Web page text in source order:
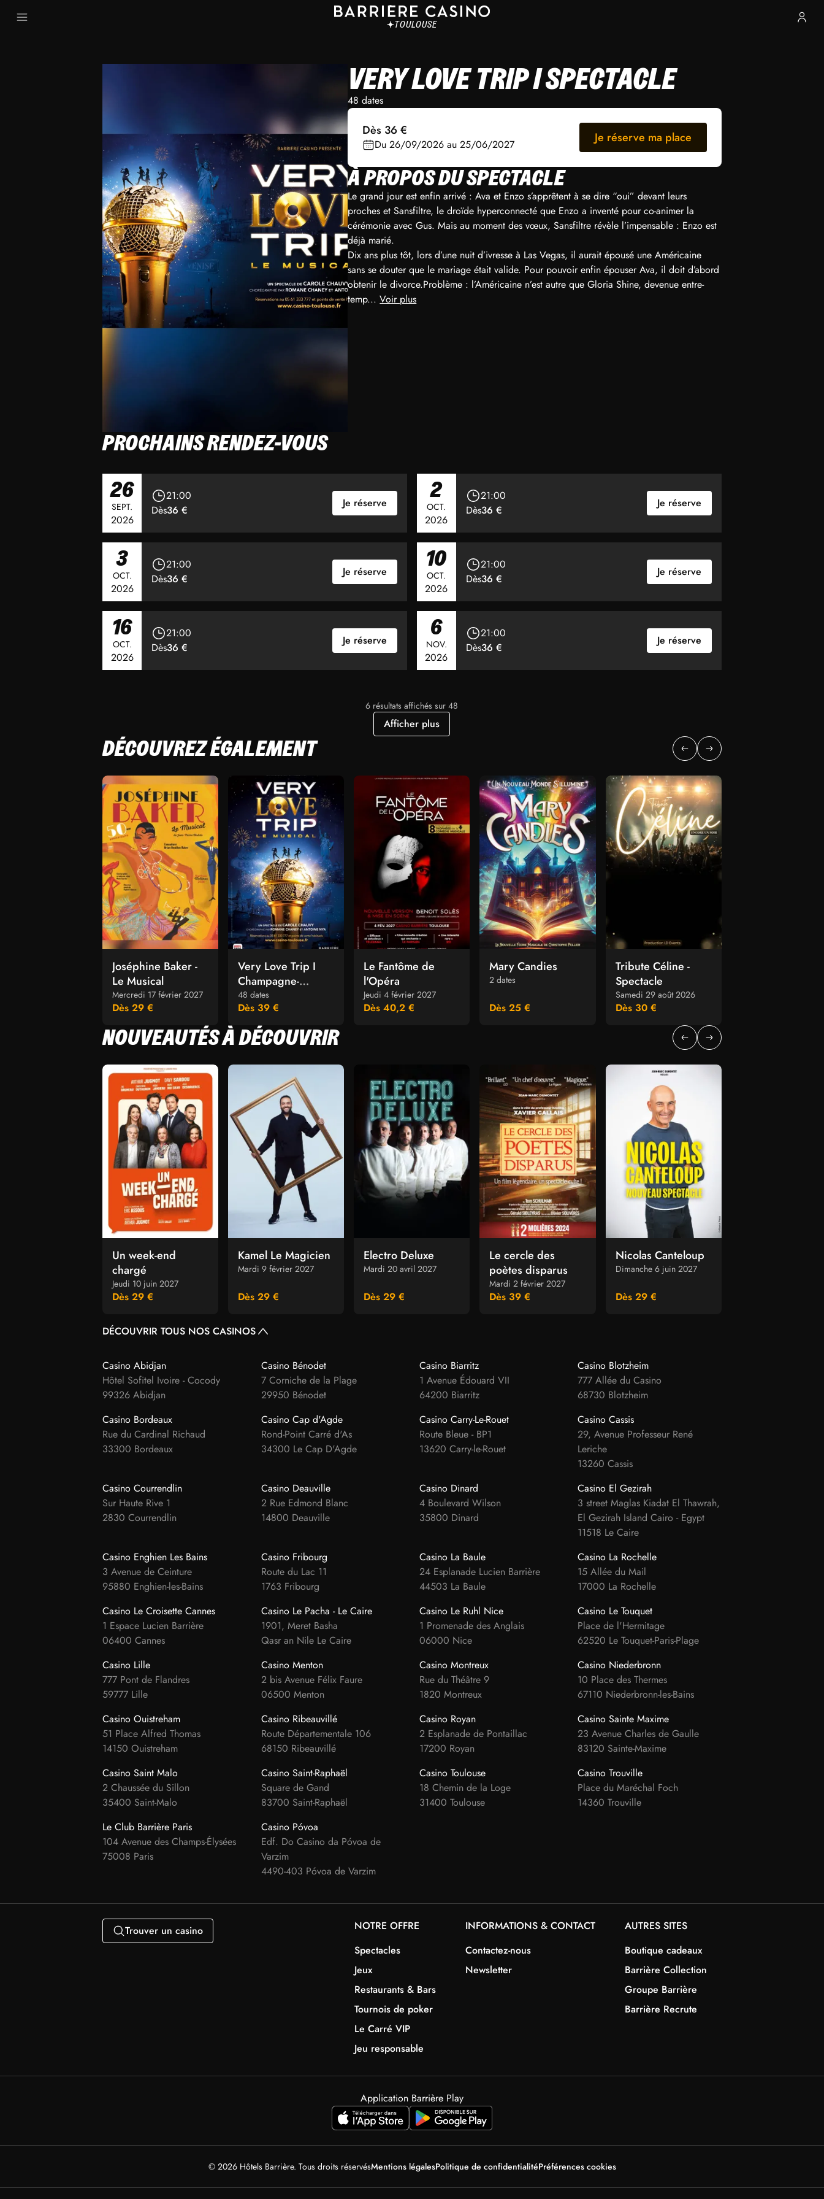
TOULOUSE
VERY LOVE TRIP I SPECTACLE
48 dates
Dès 36 €
Du 26/09/2026 au 25/06/2027 Je réserve ma place
À PROPOS DU SPECTACLE
Le grand jour est enfin arrivé : Ava et Enzo s’apprêtent à se dire “oui” devant leurs
proches et Sansfiltre, le droïde hyperconnecté que Enzo a inventé pour co-animer la
cérémonie avec Gus. Mais au moment des vœux, Sansfiltre révèle l’impensable : Enzo est
déjà marié.
Dix ans plus tôt, lors d’une nuit d’ivresse à Las Vegas, il aurait épousé une Américaine
sans se douter que le mariage était valide. Pour pouvoir enfin épouser Ava, il doit d’abord
obtenir le divorce.Problème : l’Américaine n’est autre que Gloria Shine, devenue entre-
temp... Voir plus
PROCHAINS RENDEZ-VOUS
26
SEPT.
2026
21:00
Dès36 €
Je réserve 2
OCT.
2026
21:00
Dès36 €
Je réserve
3
OCT.
2026
21:00
Dès36 €
Je réserve 10
OCT.
2026
21:00
Dès36 €
Je réserve
16
OCT.
2026
21:00
Dès36 €
Je réserve 6
NOV.
2026
21:00
Dès36 €
Je réserve
6 résultats affichés sur 48
Afficher plus
DÉCOUVREZ ÉGALEMENT
Joséphine Baker -
Le Musical
Mercredi 17 février 2027
Dès 29 €
Very Love Trip I
Champagne-
Spectacle
48 dates
Dès 39 €
Le Fantôme de
l'Opéra
Jeudi 4 février 2027
Dès 40,2 €
Mary Candies
2 dates
Dès 25 €
Tribute Céline -
Spectacle
Samedi 29 août 2026
Dès 30 €
NOUVEAUTÉS À DÉCOUVRIR
Un week-end
chargé
Jeudi 10 juin 2027
Dès 29 €
Kamel Le Magicien
Mardi 9 février 2027
Dès 29 €
Electro Deluxe
Mardi 20 avril 2027
Dès 29 €
Le cercle des
poètes disparus
Mardi 2 février 2027
Dès 39 €
Nicolas Canteloup
Dimanche 6 juin 2027
Dès 29 €
DÉCOUVRIR TOUS NOS CASINOS
Casino Abidjan
Hôtel Sofitel Ivoire - Cocody
99326 Abidjan
Casino Bénodet
7 Corniche de la Plage
29950 Bénodet
Casino Biarritz
1 Avenue Édouard VII
64200 Biarritz
Casino Blotzheim
777 Allée du Casino
68730 Blotzheim
Casino Bordeaux
Rue du Cardinal Richaud
33300 Bordeaux
Casino Cap d'Agde
Rond-Point Carré d'As
34300 Le Cap D'Agde
Casino Carry-Le-Rouet
Route Bleue - BP1
13620 Carry-le-Rouet
Casino Cassis
29, Avenue Professeur René
Leriche
13260 Cassis
Casino Courrendlin
Sur Haute Rive 1
2830 Courrendlin
Casino Deauville
2 Rue Edmond Blanc
14800 Deauville
Casino Dinard
4 Boulevard Wilson
35800 Dinard
Casino El Gezirah
3 street Maglas Kiadat El Thawrah,
El Gezirah Island Cairo - Egypt
11518 Le Caire
Casino Enghien Les Bains
3 Avenue de Ceinture
95880 Enghien-les-Bains
Casino Fribourg
Route du Lac 11
1763 Fribourg
Casino La Baule
24 Esplanade Lucien Barrière
44503 La Baule
Casino La Rochelle
15 Allée du Mail
17000 La Rochelle
Casino Le Croisette Cannes
1 Espace Lucien Barrière
06400 Cannes
Casino Le Pacha - Le Caire
1901, Meret Basha
Qasr an Nile Le Caire
Casino Le Ruhl Nice
1 Promenade des Anglais
06000 Nice
Casino Le Touquet
Place de l'Hermitage
62520 Le Touquet-Paris-Plage
Casino Lille
777 Pont de Flandres
59777 Lille
Casino Menton
2 bis Avenue Félix Faure
06500 Menton
Casino Montreux
Rue du Théâtre 9
1820 Montreux
Casino Niederbronn
10 Place des Thermes
67110 Niederbronn-les-Bains
Casino Ouistreham
51 Place Alfred Thomas
14150 Ouistreham
Casino Ribeauvillé
Route Départementale 106
68150 Ribeauvillé
Casino Royan
2 Esplanade de Pontaillac
17200 Royan
Casino Sainte Maxime
23 Avenue Charles de Gaulle
83120 Sainte-Maxime
Casino Saint Malo
2 Chaussée du Sillon
35400 Saint-Malo
Casino Saint-Raphaël
Square de Gand
83700 Saint-Raphaël
Casino Toulouse
18 Chemin de la Loge
31400 Toulouse
Casino Trouville
Place du Maréchal Foch
14360 Trouville
Le Club Barrière Paris
104 Avenue des Champs-Élysées
75008 Paris
Casino Póvoa
Edf. Do Casino da Póvoa de
Varzim
4490-403 Póvoa de Varzim
Trouver un casino
NOTRE OFFRE
Spectacles
Jeux
Restaurants & Bars
Tournois de poker
Le Carré VIP
Jeu responsable
INFORMATIONS & CONTACT
Contactez-nous
Newsletter
AUTRES SITES
Boutique cadeaux
Barrière Collection
Groupe Barrière
Barrière Recrute
Application Barrière Play
© 2026 Hôtels Barrière. Tous droits réservésMentions légalesPolitique de confidentialitéPréférences cookies